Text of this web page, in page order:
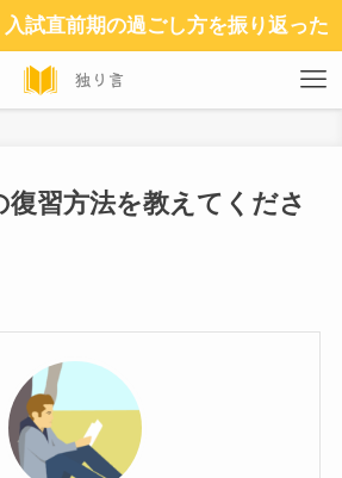
入試直前期の過ごし方を振り返った
復習方法を教えてくださ